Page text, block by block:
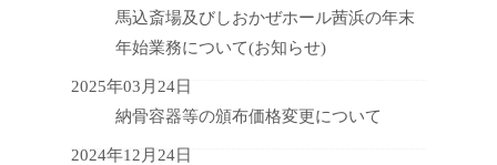
馬込斎場及びしおかぜホール茜浜の年末
年始業務について(お知らせ)
2025年03月24日
納骨容器等の頒布価格変更について
2024年12月24日